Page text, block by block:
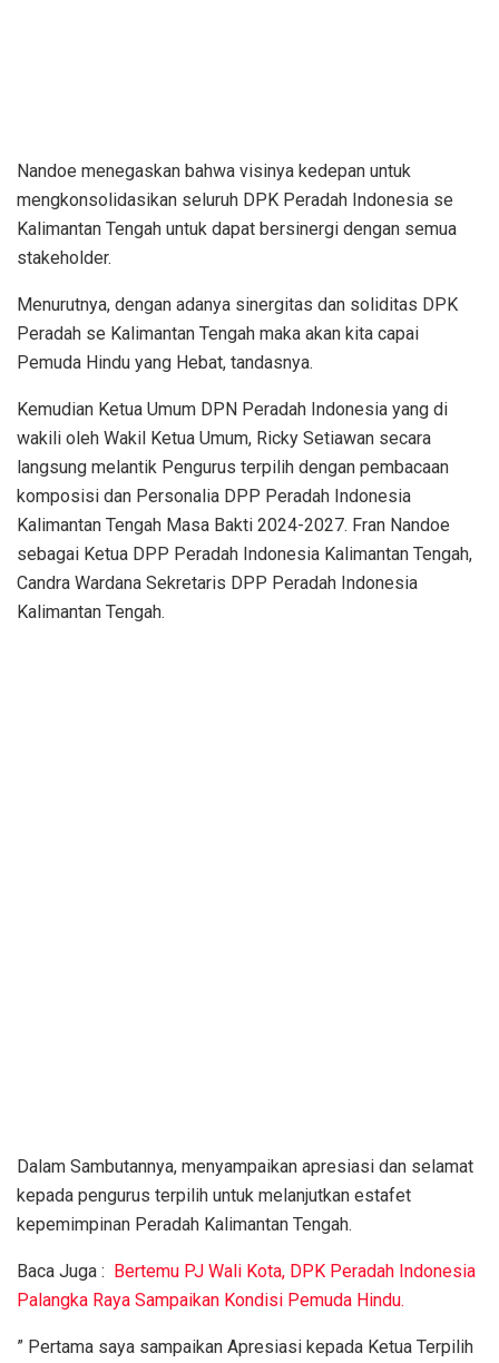
Nandoe menegaskan bahwa visinya kedepan untuk
mengkonsolidasikan seluruh DPK Peradah Indonesia se
Kalimantan Tengah untuk dapat bersinergi dengan semua
stakeholder.
Menurutnya, dengan adanya sinergitas dan soliditas DPK
Peradah se Kalimantan Tengah maka akan kita capai
Pemuda Hindu yang Hebat, tandasnya.
Kemudian Ketua Umum DPN Peradah Indonesia yang di
wakili oleh Wakil Ketua Umum, Ricky Setiawan secara
langsung melantik Pengurus terpilih dengan pembacaan
komposisi dan Personalia DPP Peradah Indonesia
Kalimantan Tengah Masa Bakti 2024-2027. Fran Nandoe
sebagai Ketua DPP Peradah Indonesia Kalimantan Tengah,
Candra Wardana Sekretaris DPP Peradah Indonesia
Kalimantan Tengah.
Dalam Sambutannya, menyampaikan apresiasi dan selamat
kepada pengurus terpilih untuk melanjutkan estafet
kepemimpinan Peradah Kalimantan Tengah.
Baca Juga : Bertemu PJ Wali Kota, DPK Peradah Indonesia
Palangka Raya Sampaikan Kondisi Pemuda Hindu.
” Pertama saya sampaikan Apresiasi kepada Ketua Terpilih